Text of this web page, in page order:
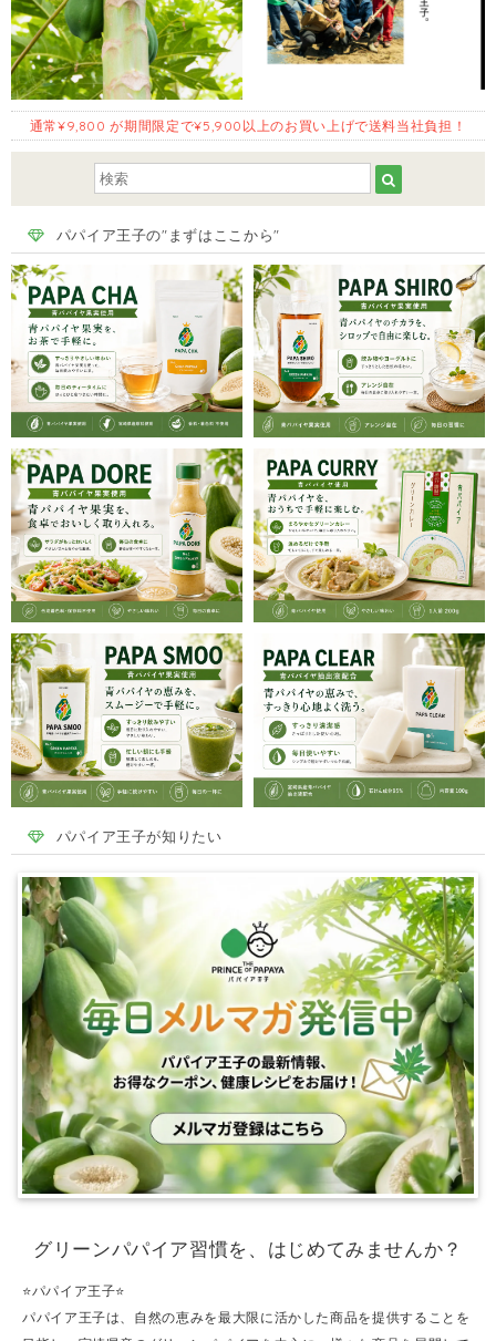
通常¥9,800 が期間限定で¥5,900以上のお買い上げで送料当社負担！
パパイア王子の"まずはここから"
パパイア王子が知りたい
グリーンパパイア習慣を、はじめてみませんか？
⭐️パパイア王子⭐️
パパイア王子は、自然の恵みを最大限に活かした商品を提供することを